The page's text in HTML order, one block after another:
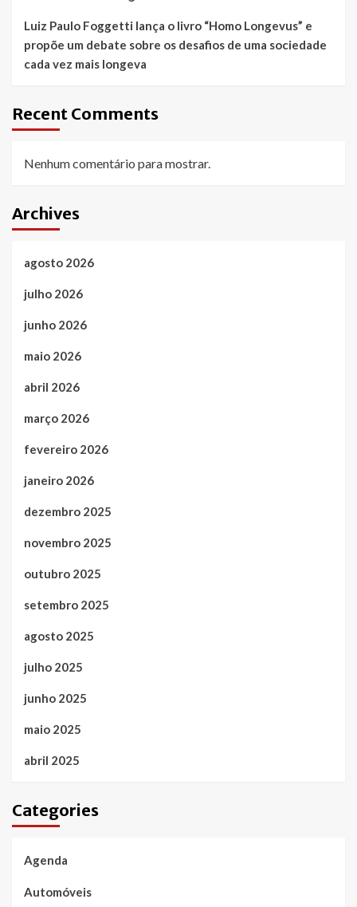
Luiz Paulo Foggetti lança o livro “Homo Longevus” e
propõe um debate sobre os desafios de uma sociedade
cada vez mais longeva
Recent Comments
Nenhum comentário para mostrar.
Archives
agosto 2026
julho 2026
junho 2026
maio 2026
abril 2026
março 2026
fevereiro 2026
janeiro 2026
dezembro 2025
novembro 2025
outubro 2025
setembro 2025
agosto 2025
julho 2025
junho 2025
maio 2025
abril 2025
Categories
Agenda
Automóveis